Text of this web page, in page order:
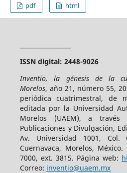
pdf
html
ISSN digital: 2448-9026
Inventio, la génesis de la
Morelos, año 21, número 55,
periódica cuatrimestral, de
editada por la Universidad
Morelos (UAEM), a
Publicaciones y Divulgación,
Av. Universidad 1001, Col.
Cuernavaca, Morelos,
7000, ext. 3815. Página web:
Correo: inventio@uaem.mx